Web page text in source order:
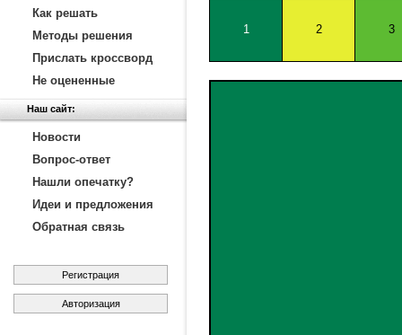
Как решать
Методы решения
Прислать кроссворд
Не оцененные
Наш сайт:
Новости
Вопрос-ответ
Нашли опечатку?
Идеи и предложения
Обратная связь
Регистрация
Авторизация
1 2 3